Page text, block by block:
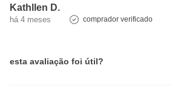
Kathllen D.
há 4 meses comprador verificado
esta avaliação foi útil?